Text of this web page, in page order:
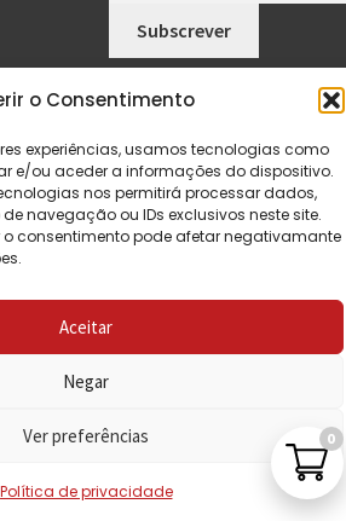
o Consentimento
experiências, usamos tecnologias como
e/ou aceder a informações do dispositivo.
nos permitirá processar dados,
navegação ou IDs exclusivos neste site.
o consentimento pode afetar negativamante
Aceitar
Negar
Ver preferências
Política de privacidade
0